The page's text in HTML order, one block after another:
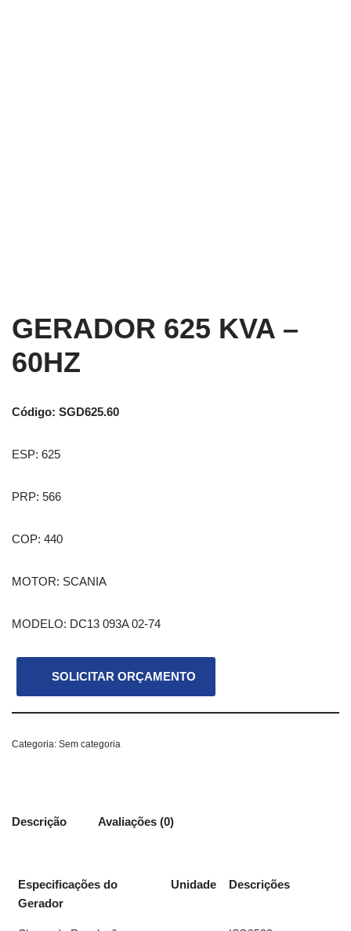
GERADOR 625 KVA –
60HZ
Código: SGD625.60
ESP: 625
PRP: 566
COP: 440
MOTOR: SCANIA
MODELO: DC13 093A 02-74
SOLICITAR ORÇAMENTO
Categoria: Sem categoria
Descrição Avaliações (0)
Especificações do
Gerador
Unidade Descrições